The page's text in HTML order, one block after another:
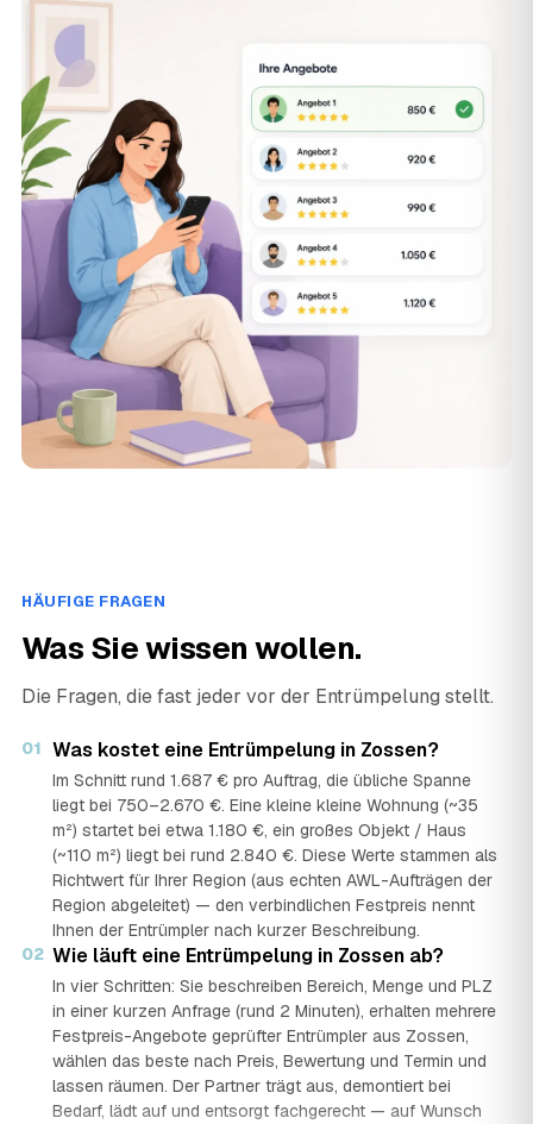
HÄUFIGE FRAGEN
Was Sie wissen wollen.
Die Fragen, die fast jeder vor der Entrümpelung stellt.
01 Was kostet eine Entrümpelung in Zossen?
Im Schnitt rund 1.687 € pro Auftrag, die übliche Spanne
liegt bei 750–2.670 €. Eine kleine kleine Wohnung (~35
m²) startet bei etwa 1.180 €, ein großes Objekt / Haus
(~110 m²) liegt bei rund 2.840 €. Diese Werte stammen als
Richtwert für Ihrer Region (aus echten AWL-Aufträgen der
Region abgeleitet) — den verbindlichen Festpreis nennt
Ihnen der Entrümpler nach kurzer Beschreibung.
02 Wie läuft eine Entrümpelung in Zossen ab?
In vier Schritten: Sie beschreiben Bereich, Menge und PLZ
in einer kurzen Anfrage (rund 2 Minuten), erhalten mehrere
Festpreis-Angebote geprüfter Entrümpler aus Zossen,
wählen das beste nach Preis, Bewertung und Termin und
lassen räumen. Der Partner trägt aus, demontiert bei
Bedarf, lädt auf und entsorgt fachgerecht — auf Wunsch